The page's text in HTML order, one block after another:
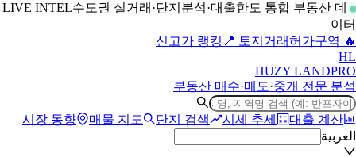
LIVE INTEL
수도권 실거래·단지분석·대출한도 통합 부동산 데
이터
🔥 신고가 랭킹
📍 토지거래허가구역
HL
HUZY LANDPRO
부동산 매수·매도·중개 전문 분석
시장 동향 매물 지도 단지 검색 시세 추세
대출 계산
العربية